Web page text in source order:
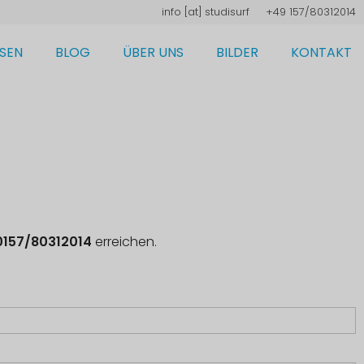
frusiduts [ta] ofni +49 157/80312014
BLOG ÜBER UNS BILDER KONTAKT
80312014 erreichen.